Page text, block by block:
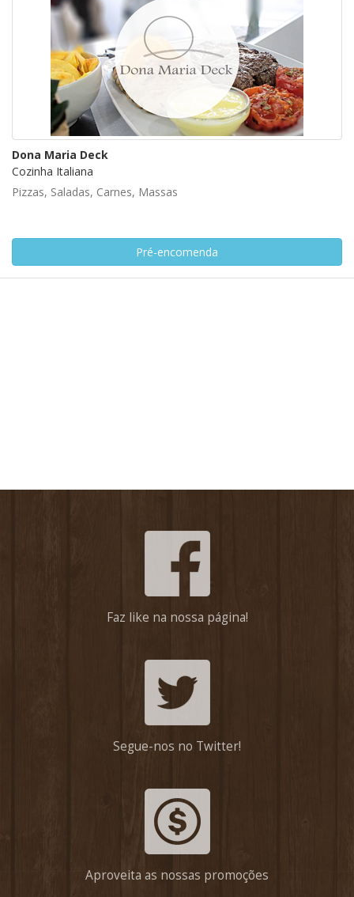
Dona Maria Deck
Cozinha Italiana
Pizzas, Saladas, Carnes, Massas
Pré-encomenda
Faz like na nossa página!
Segue-nos no Twitter!
Aproveita as nossas promoções